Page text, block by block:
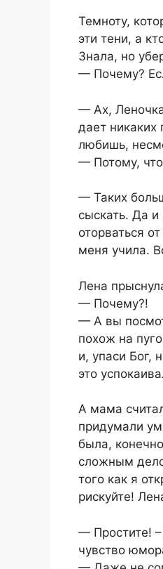
Темноту,
эти тени, а
Знала, но
— Почему?
— Ах,
дает никаких
любишь,
— Потому,
— Таких
сыскать. Да
оторваться
меня учила.
Лена
— Почему?!
— А вы
похож на
и, упаси Бог,
это
А мама
придумали
была,
сложным
того как я
рискуйте!
— Простите!
чувство